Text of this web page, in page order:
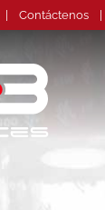
Contáctenos